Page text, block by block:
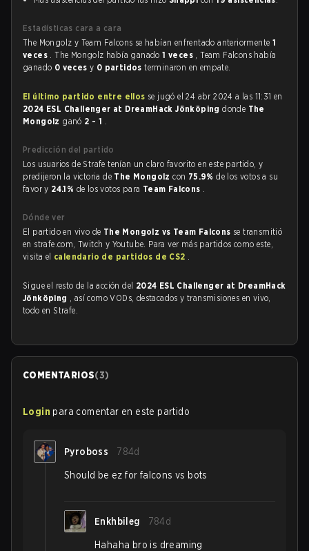
Estadísticas cara a cara
The Mongolz y Team Falcons se habían enfrentado anteriormente 1
veces . The Mongolz había ganado1 veces , Team Falcons había
ganado 0 vecesy 0 partidosterminaron en empate.
El último partido entre ellos se jugó el 24 abr 2024 a las 11:31 en
2024 ESL Challenger at DreamHack Jönköpingdonde The
Mongolz ganó 2 - 1 .
Predicción del partido
Los usuarios de Strafe tenían un claro favorito en este partido, y
predijeron la victoria de The Mongolzcon 75.9%de los votos a su
favor y 24.1% de los votos para Team Falcons .
Dónde ver
El partido en vivo de The Mongolz vs Team Falcons se transmitió
en strafe.com, Twitch y Youtube. Para ver más partidos como este,
visita el calendario de partidos de CS2 .
Sigue el resto de la acción del 2024 ESL Challenger at DreamHack
Jönköping , así como VODs, destacados y transmisiones en vivo,
todo en Strafe.
COMENTARIOS(3)
Login para comentar en este partido
Pyroboss 784d
Should be ez for falcons vs bots
Enkhbileg 784d
Hahaha bro is dreaming